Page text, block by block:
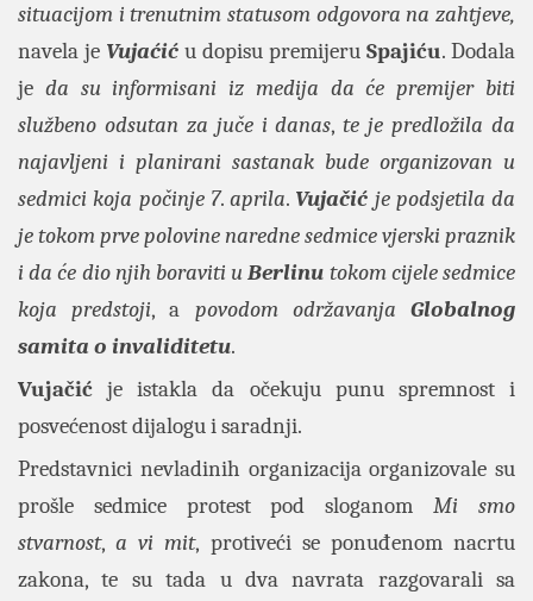
situacijom i trenutnim statusom odgovora na zahtjeve,
navela je Vujaćić u dopisu premijeru Spajiću. Dodala
je da su informisani iz medija da će premijer biti
službeno odsutan za juče i danas,te je predložila da
najavljeni i planirani sastanak bude organizovan u
sedmici koja počinje 7. aprila. Vujačić je podsjetila da
je tokom prve polovine naredne sedmice vjerski praznik
i da će dio njih boraviti uBerlinu tokom cijele sedmice
koja predstoji, a povodom održavanjaGlobalnog
samita o invaliditetu.
Vujačić je istakla da očekuju punu spremnost i
posvećenost dijalogu i saradnji.
Predstavnici nevladinih organizacija organizovale su
prošle sedmice protest pod sloganomMi smo
stvarnost,a vi mit, protiveći se ponuđenom nacrtu
zakona, te su tada u dva navrata razgovarali sa